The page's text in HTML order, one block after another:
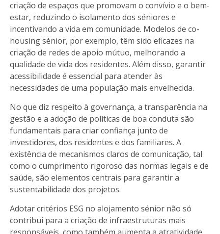
criação de espaços que promovam o convívio e o bem-
estar, reduzindo o isolamento dos séniores e
incentivando a vida em comunidade. Modelos de co-
housing sénior, por exemplo, têm sido eficazes na
criação de redes de apoio mútuo, melhorando a
qualidade de vida dos residentes. Além disso, garantir
acessibilidade é essencial para atender às
necessidades de uma população mais envelhecida.
No que diz respeito à governança, a transparência na
gestão e a adoção de políticas de boa conduta são
fundamentais para criar confiança junto de
investidores, dos residentes e dos familiares. A
existência de mecanismos claros de comunicação, tal
como o cumprimento rigoroso das normas legais e de
saúde, são elementos centrais para garantir a
sustentabilidade dos projetos.
Adotar critérios ESG no alojamento sénior não só
contribui para a criação de infraestruturas mais